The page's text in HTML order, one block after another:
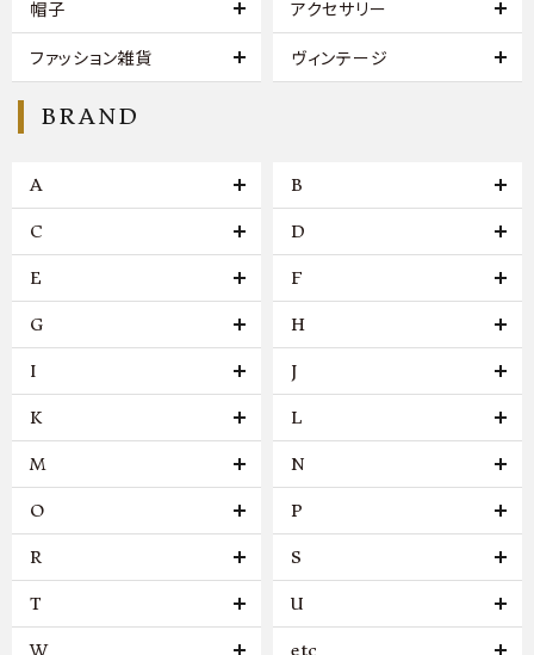
帽子 アクセサリー
ファッション雑貨 ヴィンテージ
BRAND
A B
C D
E F
G H
I J
K L
M N
O P
R S
T U